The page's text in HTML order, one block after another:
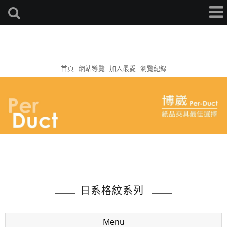
首頁 網站導覽 加入最愛 瀏覽紀錄
日系格紋系列
Menu